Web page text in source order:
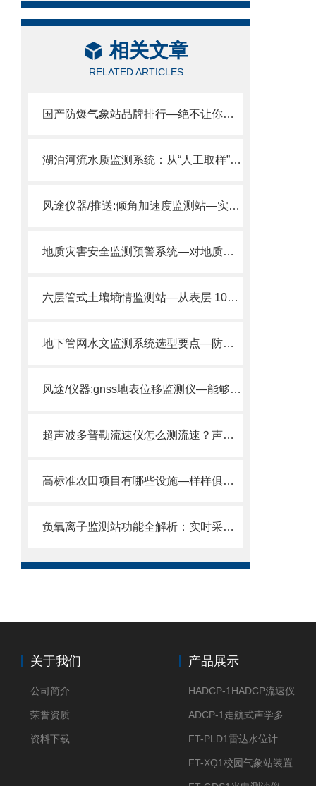
相关文章
RELATED ARTICLES
国产防爆气象站品牌排行—绝不让你失望的气象生产商
湖泊河流水质监测系统：从“人工取样”到“在线监测”，水环境保护再升级
风途仪器/推送:倾角加速度监测站—实时监测地质灾害体的微倾变化
地质灾害安全监测预警系统—对地质体运动状态的全天候高精度监控
六层管式土壤墒情监测站​—从表层 10cm 到深层 100cm，多方位捕捉水分。
地下管网水文监测系统选型要点—防护等级 通信方式 传感器兼容性。
风途/仪器:gnss地表位移监测仪—能够精确地监测地表位移的变化
超声波多普勒流速仪怎么测流速？声学多普勒频移测速原理深度解读
高标准农田项目有哪些设施—样样俱全的农田建设设备2024全+境+派+送
负氧离子监测站功能全解析：实时采集·液晶显示·数据管理·联动控制。
关于我们
公司简介
荣誉资质
资料下载
产品展示
HADCP-1HADCP流速仪
FT-PLD1雷达水位计
FT-XQ1校园气象站装置